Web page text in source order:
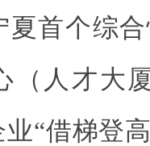
夏首个综
（人才大
“借梯登